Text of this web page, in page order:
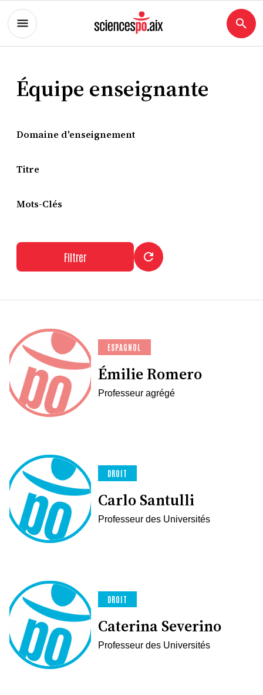
Équipe enseignante
Domaine d'enseignement
Titre
Mots-Clés
Filtrer
ESPAGNOL
Émilie Romero
Professeur agrégé
DROIT
Carlo Santulli
Professeur des Universités
DROIT
Caterina Severino
Professeur des Universités